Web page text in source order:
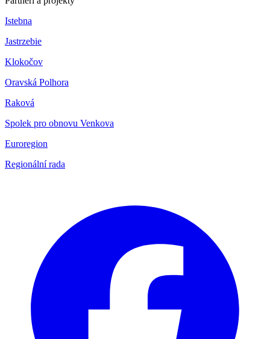
Istebna
Jastrzebie
Klokočov
Oravská Polhora
Raková
Spolek pro obnovu Venkova
Euroregion
Regionální rada